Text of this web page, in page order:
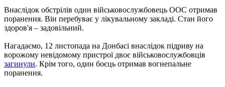
Внаслідок обстрілів один військовослужбовець ООС отримав
поранення. Він перебуває у лікувальному закладі. Стан його
здоров'я – задовільний.
Нагадаємо, 12 листопада на Донбасі внаслідок підриву на
ворожому невідомому пристрої двоє військовослужбовців
загинули. Крім того, один боєць отримав вогнепальне
поранення.